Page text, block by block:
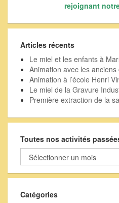
rejoignant
Articles récents
Le miel et les enfants à
Animation avec les
Animation à l’école Henri
Le miel de la Gravure
Première extraction de la
Toutes nos activités
Toutes
nos
activités
Catégories